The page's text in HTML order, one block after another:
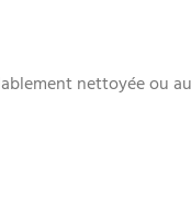
nettoyée ou